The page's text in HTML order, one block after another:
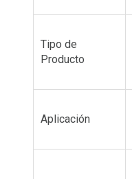
Tipo de
Producto
Aplicación